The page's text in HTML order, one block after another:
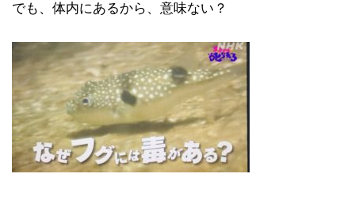
でも、体内にあるから、意味ない？